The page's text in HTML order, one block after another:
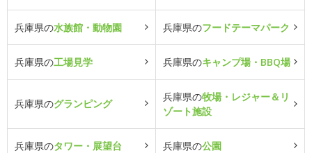
兵庫県の水族館・動物園 兵庫県のフードテーマパーク
兵庫県の工場見学 兵庫県のキャンプ場・BBQ場
兵庫県のグランピング
兵庫県の牧場・レジャー＆リ
ゾート施設
兵庫県のタワー・展望台 兵庫県の公園